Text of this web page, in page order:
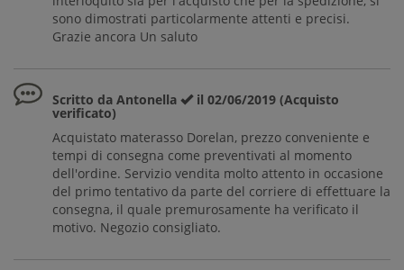
sono dimostrati particolarmente attenti e precisi.
Grazie ancora Un saluto
Scritto da Antonella il 02/06/2019 (Acquisto
verificato)
Acquistato materasso Dorelan, prezzo conveniente e
tempi di consegna come preventivati al momento
dell'ordine. Servizio vendita molto attento in occasione
del primo tentativo da parte del corriere di effettuare la
consegna, il quale premurosamente ha verificato il
motivo. Negozio consigliato.